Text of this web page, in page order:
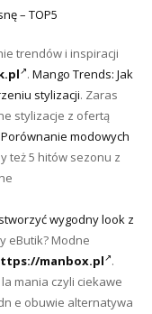
– TOP5
trendów i inspiracji
. Mango Trends: Jak
stylizacji. Zaras
stylizacje z ofertą
modowych
też 5 hitów sezonu z
wygodny look z
eButik? Modne
manbox.pl .
mania czyli ciekawe
e obuwie alternatywa